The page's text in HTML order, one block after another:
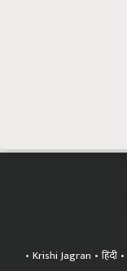
Krishi Jagran हिंदी